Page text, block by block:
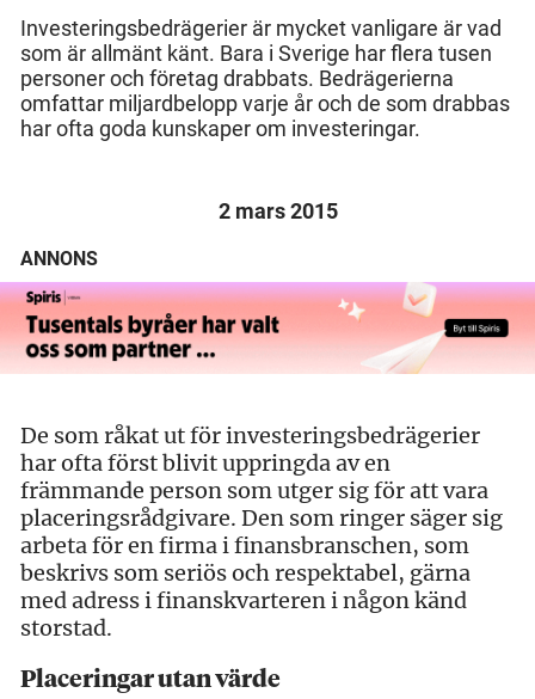
Investeringsbedrägerier är mycket vanligare är vad
som är allmänt känt. Bara i Sverige har flera tusen
personer och företag drabbats. Bedrägerierna
omfattar miljardbelopp varje år och de som drabbas
har ofta goda kunskaper om investeringar.
2 mars 2015
ANNONS
De som råkat ut för investeringsbedrägerier
har ofta först blivit uppringda av en
främmande person som utger sig för att vara
placeringsrådgivare. Den som ringer säger sig
arbeta för en firma i finansbranschen, som
beskrivs som seriös och respektabel, gärna
med adress i finanskvarteren i någon känd
storstad.
Placeringar utan värde